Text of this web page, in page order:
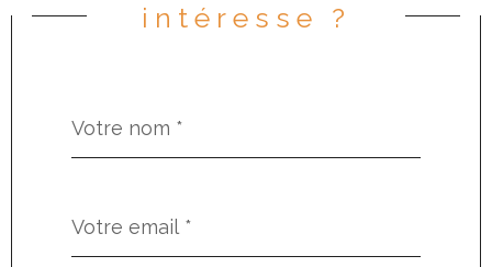
intéresse ?
par
*
*